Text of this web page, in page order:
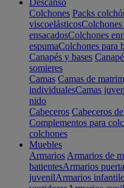
Descanso
Colchones Packs
viscoelásticos
ensacadosColchones
espumaColchones para
Canapés y bases
somieres
Camas Camas de
individualesCamas
nido
Cabeceros Cabeceros
Complementos para
colchones
Muebles
Armarios Armarios de
batientesArmarios
juvenilArmarios